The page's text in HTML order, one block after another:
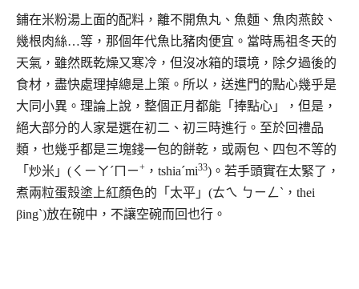
鋪在米粉湯上面的配料，離不開魚丸、魚麵、魚肉燕餃、
幾根肉絲…等，那個年代魚比豬肉便宜。當時馬祖冬天的
天氣，雖然既乾燥又寒冷，但沒冰箱的環境，除夕過後的
食材，盡快處理掉總是上策。所以，送進門的點心幾乎是
大同小異。理論上說，整個正月都能「捧點心」，但是，
絕大部分的人家是選在初二、初三時進行。至於回禮品
類，也幾乎都是三塊錢一包的餅乾，或兩包、四包不等的
「炒米」(ㄑㄧㄚˊㄇㄧ+ ，tshiaˊmi33)。若手頭實在太緊了，
煮兩粒蛋殼塗上紅顏色的「太平」(ㄊㄟ ㄅㄧㄥˋ，thei
βingˋ)放在碗中，不讓空碗而回也行。